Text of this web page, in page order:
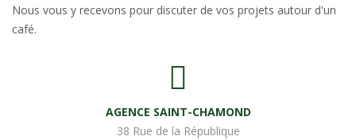
Nous vous y recevons pour discuter de vos projets autour d'un
café.
AGENCE SAINT-CHAMOND
38 Rue de la République